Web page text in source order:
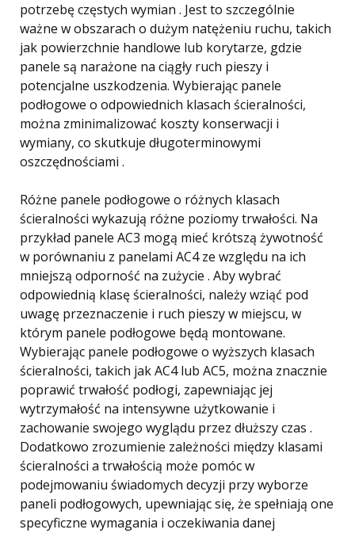
potrzebę częstych wymian . Jest to szczególnie
ważne w obszarach o dużym natężeniu ruchu, takich
jak powierzchnie handlowe lub korytarze, gdzie
panele są narażone na ciągły ruch pieszy i
potencjalne uszkodzenia. Wybierając panele
podłogowe o odpowiednich klasach ścieralności,
można zminimalizować koszty konserwacji i
wymiany, co skutkuje długoterminowymi
oszczędnościami .
Różne panele podłogowe o różnych klasach
ścieralności wykazują różne poziomy trwałości. Na
przykład panele AC3 mogą mieć krótszą żywotność
w porównaniu z panelami AC4 ze względu na ich
mniejszą odporność na zużycie . Aby wybrać
odpowiednią klasę ścieralności, należy wziąć pod
uwagę przeznaczenie i ruch pieszy w miejscu, w
którym panele podłogowe będą montowane.
Wybierając panele podłogowe o wyższych klasach
ścieralności, takich jak AC4 lub AC5, można znacznie
poprawić trwałość podłogi, zapewniając jej
wytrzymałość na intensywne użytkowanie i
zachowanie swojego wyglądu przez dłuższy czas .
Dodatkowo zrozumienie zależności między klasami
ścieralności a trwałością może pomóc w
podejmowaniu świadomych decyzji przy wyborze
paneli podłogowych, upewniając się, że spełniają one
specyficzne wymagania i oczekiwania danej